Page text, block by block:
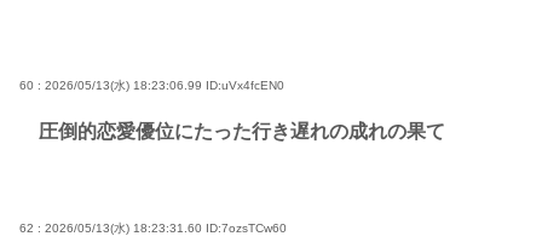
60 : 2026/05/13(水) 18:23:06.99 ID:uVx4fcEN0
圧倒的恋愛優位にたった行き遅れの成れの果て
62 : 2026/05/13(水) 18:23:31.60 ID:7ozsTCw60